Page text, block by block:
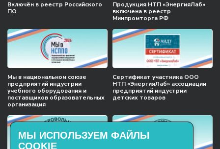
Включён в реестр Российского
ПО
Продукция НТП «ЭнергияЛаб»
включена в реестр
Минпромторга РФ
Мы в национальном союзе
предприятий индустрии
учебного оборудования и
поставщиков образовательных
организация
Сертификат участника ООО
НТП «ЭнергияЛаб» ассоциации
предприятий индустрии
детских товаров
МЫ ИСПОЛЬЗУЕМ ФАЙЛЫ
COOKIE